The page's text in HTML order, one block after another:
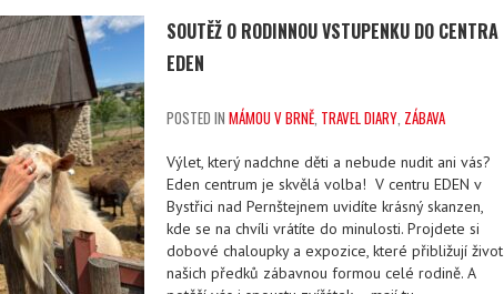
SOUTĚŽ O RODINNOU VSTUPENKU DO CENTRA
EDEN
POSTED IN MÁMOU V BRNĚ, TRAVEL DIARY, ZÁBAVA
Výlet, který nadchne děti a nebude nudit ani vás?
Eden centrum je skvělá volba! V centru EDEN v
Bystřici nad Pernštejnem uvidíte krásný skanzen,
kde se na chvíli vrátíte do minulosti. Projdete si
dobové chaloupky a expozice, které přibližují život
našich předků zábavnou formou celé rodině. A